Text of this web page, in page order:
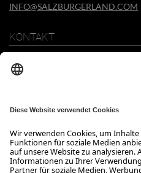
INFO@SALZBURGERLAND.COM
KONTAKT
+43 662 6688 0
ÖFFNUNGSZEITEN
Wir freuen uns auf Ihre Anfrage!